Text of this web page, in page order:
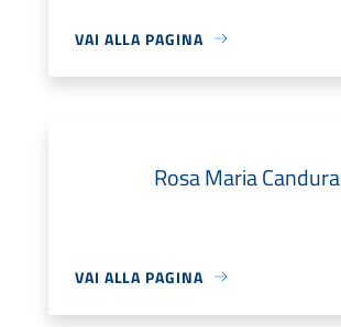
VAI ALLA PAGINA
Rosa Maria Candura
VAI ALLA PAGINA